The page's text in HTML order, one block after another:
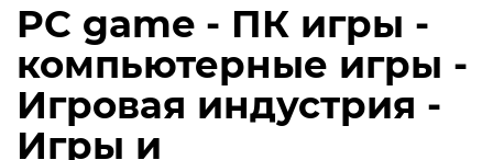
PC game - ПК игры -
компьютерные игры -
Игровая индустрия -
Игры и